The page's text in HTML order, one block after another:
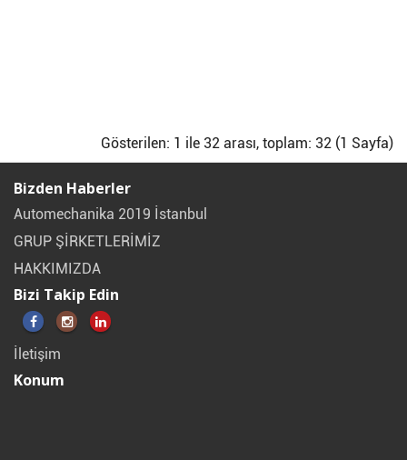
Gösterilen: 1 ile 32 arası, toplam: 32 (1 Sayfa)
Bizden Haberler
Automechanika 2019 İstanbul
GRUP ŞİRKETLERİMİZ
HAKKIMIZDA
Bizi Takip Edin
İletişim
Konum